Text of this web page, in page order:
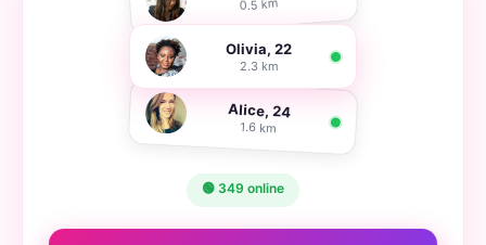
0.5 km
Olivia, 22
2.3 km
Alice, 24
1.6 km
🟢 349 online